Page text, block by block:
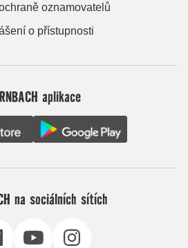
oznamovatelů
o přístupnosti
aplikace
na sociálních sítích